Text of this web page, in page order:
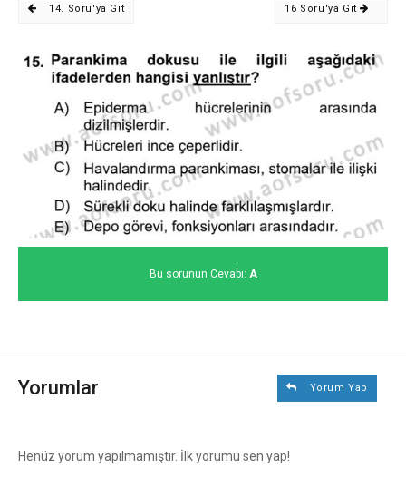
14. Soru'ya Git 16 Soru'ya Git
Bu sorunun Cevabı: A
Yorumlar Yorum Yap
Henüz yorum yapılmamıştır. İlk yorumu sen yap!